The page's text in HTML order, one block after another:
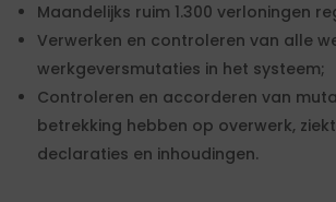
Maandelijks ruim 1.300 verloningen
Verwerken en controleren van alle
werkgeversmutaties in het systeem;
Controleren en accorderen van
betrekking hebben op overwerk,
declaraties en inhoudingen.